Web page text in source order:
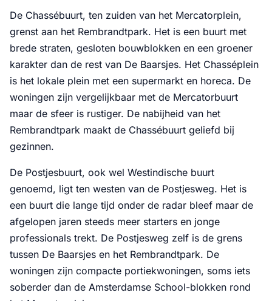
De Chassébuurt, ten zuiden van het Mercatorplein,
grenst aan het Rembrandtpark. Het is een buurt met
brede straten, gesloten bouwblokken en een groener
karakter dan de rest van De Baarsjes. Het Chasséplein
is het lokale plein met een supermarkt en horeca. De
woningen zijn vergelijkbaar met de Mercatorbuurt
maar de sfeer is rustiger. De nabijheid van het
Rembrandtpark maakt de Chassébuurt geliefd bij
gezinnen.
De Postjesbuurt, ook wel Westindische buurt
genoemd, ligt ten westen van de Postjesweg. Het is
een buurt die lange tijd onder de radar bleef maar de
afgelopen jaren steeds meer starters en jonge
professionals trekt. De Postjesweg zelf is de grens
tussen De Baarsjes en het Rembrandtpark. De
woningen zijn compacte portiekwoningen, soms iets
soberder dan de Amsterdamse School-blokken rond